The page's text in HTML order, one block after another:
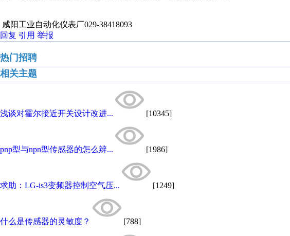
咸阳工业自动化仪表厂029-38418093
回复 引用 举报
热门招聘
相关主题
浅谈对霍尔接近开关设计改进... [10345]
pnp型与npn型传感器的怎么辨... [1986]
求助：LG-is3变频器控制空气压... [1249]
什么是传感器的灵敏度？ [788]